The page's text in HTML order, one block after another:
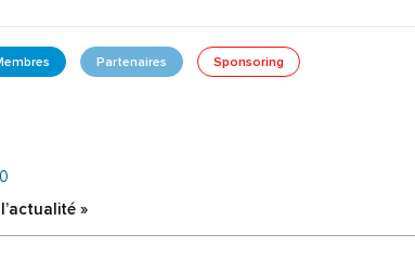
Partenaires Sponsoring
»